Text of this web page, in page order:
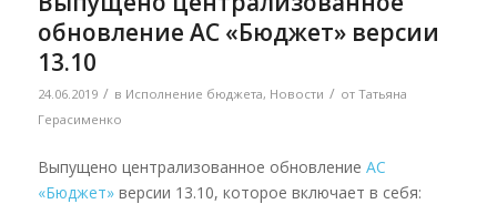
обновление АС «Бюджет» версии
13.10
24.06.2019 / в Исполнение бюджета, Новости / от Татьяна
Герасименко
Выпущено централизованное обновление АС
«Бюджет»версии 13.10, которое включает в себя: